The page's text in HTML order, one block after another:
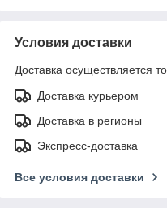
Условия доставки
Доставка осуществляется
Доставка курьером
Доставка в регионы
Экспресс-доставка
Все условия доставки